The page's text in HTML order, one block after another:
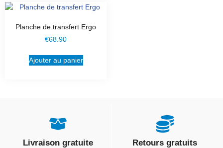
Planche de transfert Ergo
€68.90
Ajouter au panier
Livraison gratuite Retours gratuits